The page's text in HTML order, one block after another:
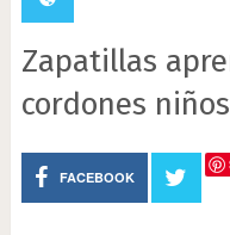
Zapatillas
cordones niños
FACEBOOK